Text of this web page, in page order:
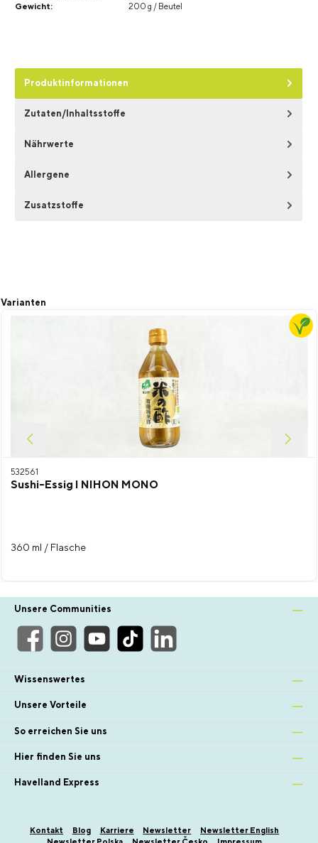
Gewicht:
200 g / Beutel
Produktinformationen
Zutaten/Inhaltsstoffe
Nährwerte
Allergene
Zusatzstoffe
Produktgalerie überspringen
Varianten
532561
Sushi-Essig I NIHON MONO
360 ml / Flasche
Unsere Communities
Wissenswertes
Unsere Vorteile
So erreichen Sie uns
Hier finden Sie uns
Havelland Express
Kontakt Blog Karriere Newsletter
Newsletter English